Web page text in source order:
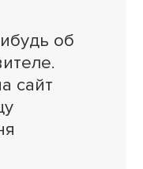
об
сайт